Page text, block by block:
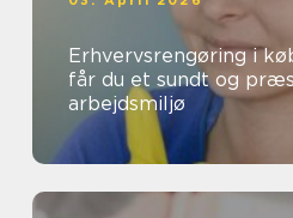
Erhvervsrengøring i
får du et sundt og
arbejdsmiljø